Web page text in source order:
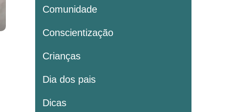
Comunidade
Conscientização
Crianças
Dia dos pais
Dicas